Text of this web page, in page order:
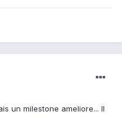
un milestone ameliore... Il